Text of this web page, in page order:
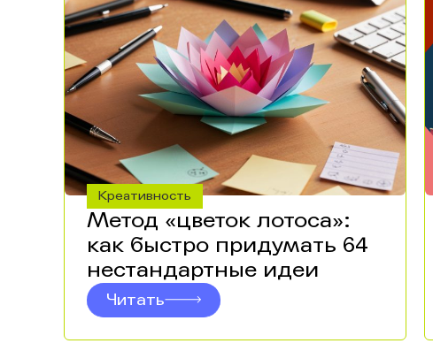
Креативность
Метод «цветок лотоса»:
как быстро придумать 64
нестандартные идеи
Читать